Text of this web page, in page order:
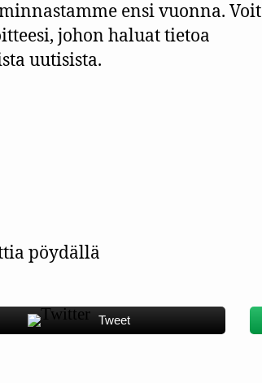
ensi vuonna. Voit
johon haluat tietoa
uutisista.
Tweet